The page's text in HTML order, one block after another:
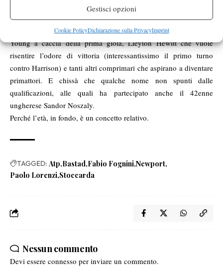
Gestisci opzioni
Cookie PolicyDichiarazione sulla PrivacyImprint
lo scorso anno, quando fu Mahut a catturare un titolo che gli era
sfuggito per un pelo qualche anno prima come Santoro.
Ma ci sono tanti altri nel gruppo dei papabili, tra cui Sock e
Young a caccia della prima gioia, Lleyton Hewitt che vuole
risentire l’odore di vittoria (interessantissimo il primo turno
contro Harrison) e tanti altri comprimari che aspirano a diventare
primattori. E chissà che qualche nome non spunti dalle
qualificazioni, alle quali ha partecipato anche il 42enne
ungherese Sandor Noszaly.
Perché l’età, in fondo, è un concetto relativo.
TAGGED: Atp Bastad Fabio Fognini Newport
Paolo Lorenzi Stoccarda
Nessun commento
Devi essere connesso per inviare un commento.